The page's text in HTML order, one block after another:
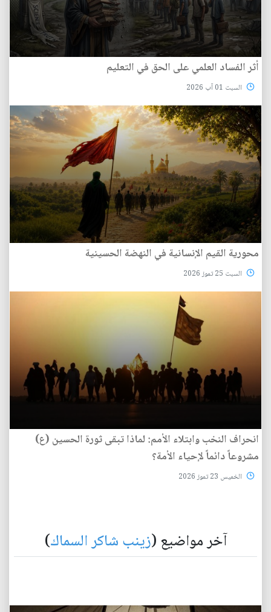
أثر الفساد العلمي على الحق في التعليم
السبت 01 آب 2026
محورية القيم الإنسانية في النهضة الحسينية
السبت 25 تموز 2026
انحراف النخب وابتلاء الأمم: لماذا تبقى ثورة الحسين (ع)
مشروعاً دائماً لإحياء الأمة؟
الخميس 23 تموز 2026
آخر مواضيع (زينب شاكر السماك)